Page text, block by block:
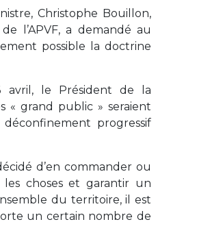
Christophe Bouillon,
l’APVF, a demandé au
possible la doctrine
avril, le Président de la
« grand public » seraient
progressif
d’en commander ou
choses et garantir un
du territoire, il est
un certain nombre de